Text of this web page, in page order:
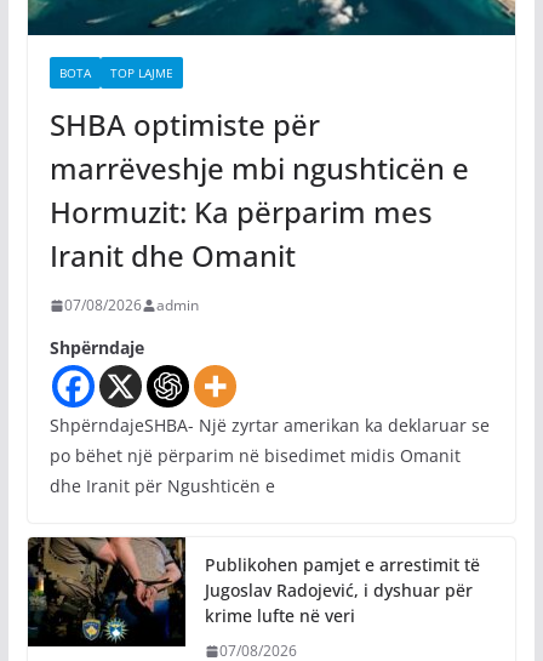
BOTA TOP LAJME
SHBA optimiste për
marrëveshje mbi ngushticën e
Hormuzit: Ka përparim mes
Iranit dhe Omanit
07/08/2026 admin
Shpërndaje
ShpërndajeSHBA- Një zyrtar amerikan ka deklaruar se
po bëhet një përparim në bisedimet midis Omanit
dhe Iranit për Ngushticën e
Publikohen pamjet e arrestimit të
Jugoslav Radojević, i dyshuar për
krime lufte në veri
07/08/2026